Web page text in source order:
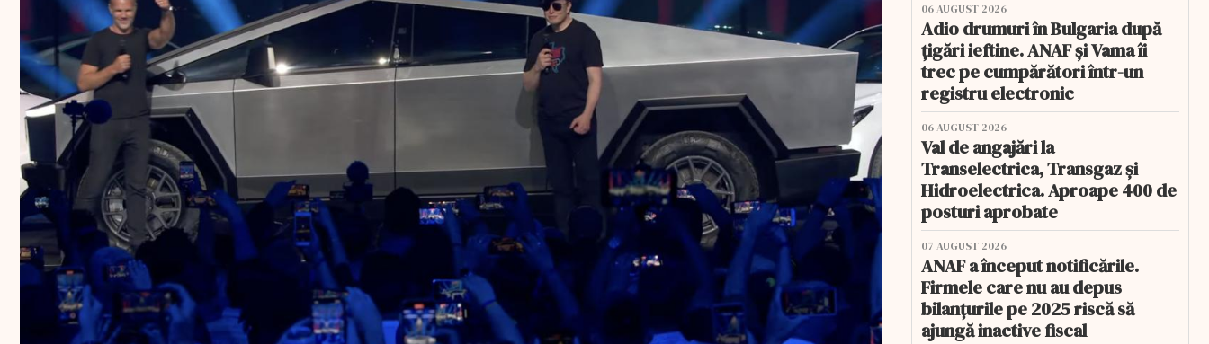
06 AUGUST 2026
Adio drumuri în Bulgaria după
țigări ieftine. ANAF și Vama îi
trec pe cumpărători într-un
registru electronic
06 AUGUST 2026
Val de angajări la
Transelectrica, Transgaz și
Hidroelectrica. Aproape 400 de
posturi aprobate
07 AUGUST 2026
ANAF a început notificările.
Firmele care nu au depus
bilanțurile pe 2025 riscă să
ajungă inactive fiscal